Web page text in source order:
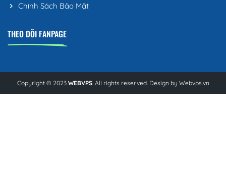
Chính Sách Bảo Mật
THEO DÕI FANPAGE
Copyright © 2023 WEBVPS. All rights reserved. Design by Webvps.vn